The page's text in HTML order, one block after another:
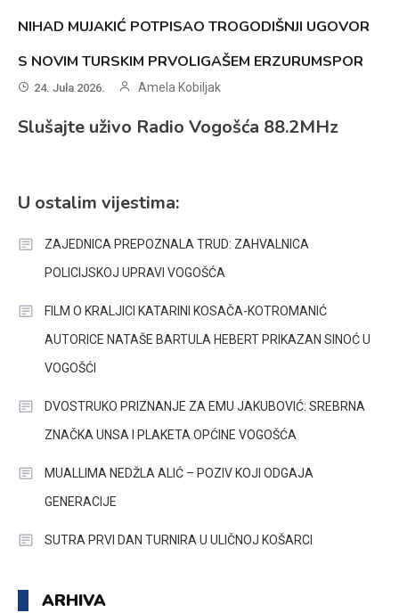
NIHAD MUJAKIĆ POTPISAO TROGODIŠNJI UGOVOR
S NOVIM TURSKIM PRVOLIGAŠEM ERZURUMSPOR
24. Jula 2026. Amela Kobiljak
Slušajte uživo Radio Vogošća 88.2MHz
U ostalim vijestima:
ZAJEDNICA PREPOZNALA TRUD: ZAHVALNICA
POLICIJSKOJ UPRAVI VOGOŠĆA
FILM O KRALJICI KATARINI KOSAČA-KOTROMANIĆ
AUTORICE NATAŠE BARTULA HEBERT PRIKAZAN SINOĆ U
VOGOŠĆI
DVOSTRUKO PRIZNANJE ZA EMU JAKUBOVIĆ: SREBRNA
ZNAČKA UNSA I PLAKETA OPĆINE VOGOŠĆA
MUALLIMA NEDŽLA ALIĆ – POZIV KOJI ODGAJA
GENERACIJE
SUTRA PRVI DAN TURNIRA U ULIČNOJ KOŠARCI
ARHIVA